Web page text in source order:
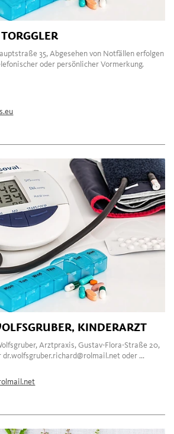
35, Abgesehen von Notfällen erfolgen
oder persönlicher Vormerkung.
KINDERARZT
Arztpraxis, Gustav-Flora-Straße 20,
dr.wolfsgruber.richard@rolmail.net oder ...